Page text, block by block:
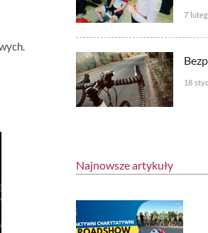
7
18
Najnowsze artykuły